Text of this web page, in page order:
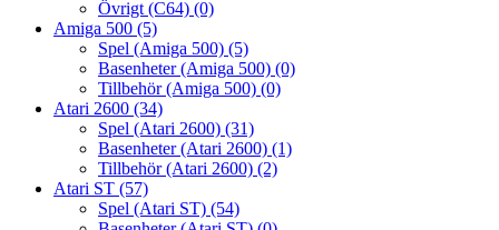
Övrigt (C64) (0)
Amiga 500 (5)
Spel (Amiga 500) (5)
Basenheter (Amiga 500) (0)
Tillbehör (Amiga 500) (0)
Atari 2600 (34)
Spel (Atari 2600) (31)
Basenheter (Atari 2600) (1)
Tillbehör (Atari 2600) (2)
Atari ST (57)
Spel (Atari ST) (54)